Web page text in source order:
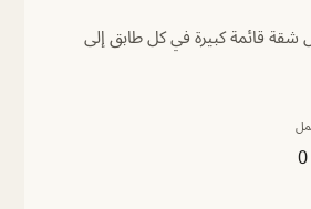
قائمة كبيرة في كل طابق إلى